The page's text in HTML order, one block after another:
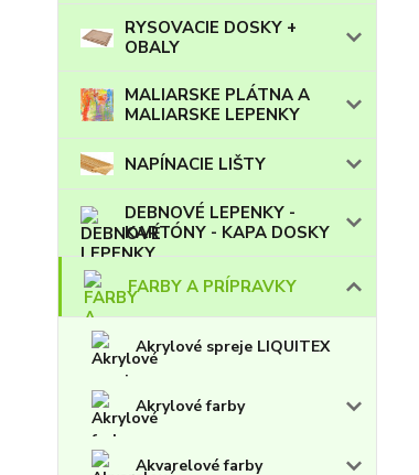
RYSOVACIE DOSKY +
OBALY
MALIARSKE PLÁTNA A
MALIARSKE LEPENKY
NAPÍNACIE LIŠTY
DEBNOVÉ LEPENKY -
KARTÓNY - KAPA DOSKY
FARBY A PRÍPRAVKY
Akrylové spreje LIQUITEX
Akrylové farby
Akvarelové farby